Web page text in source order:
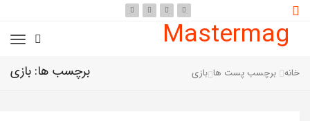
Mastermag
برچسب ها: بازی خانه برچسب پست ها بازی